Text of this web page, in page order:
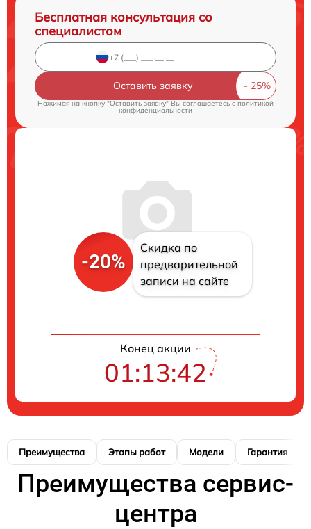
Бесплатная консультация со
специалистом
Оставить заявку
Нажимая на кнопку "Оставить заявку" Вы соглашаетесь cполитикой
конфиденциальности
-20%
Скидка по
предварительной
записи на сайте
Конец акции
01:13:41
Преимущества Этапы работ Модели Гарантия
Преимущества сервис-
центра